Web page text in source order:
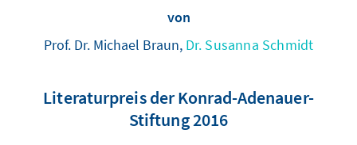
von
Prof. Dr. Michael Braun, Dr. Susanna Schmidt
Literaturpreis der Konrad-Adenauer-
Stiftung 2016